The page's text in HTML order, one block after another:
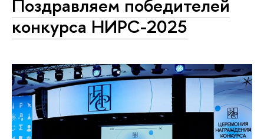
Поздравляем победителей
конкурса НИРС-2025